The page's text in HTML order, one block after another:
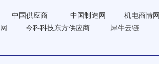
中国供应商 中国制造网 机电商情网
今科科技东方供应商 犀牛云链